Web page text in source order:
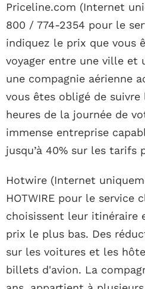
Priceline.com (Internet
800 / 774-2354 pour le
indiquez le prix que vous
voyager entre une ville et
une compagnie aérienne
vous êtes obligé de
heures de la journée de
immense entreprise
jusqu’à 40% sur les tarifs
Hotwire (Internet
HOTWIRE pour le service
choisissent leur itinéraire
prix le plus bas. Des
sur les voitures et les
billets d'avion. La